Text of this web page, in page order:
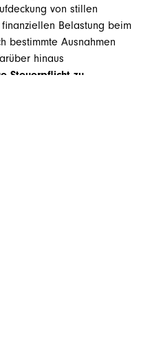
von stillen
Belastung beim
bestimmte Ausnahmen
hinaus
Steuerpflicht zu